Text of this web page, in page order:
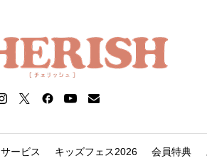
サービス キッズフェス2026 会員特典